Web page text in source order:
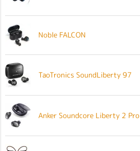
Noble FALCON
TaoTronics SoundLiberty 97
Anker Soundcore Liberty 2 Pro